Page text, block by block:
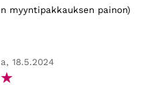
myyntipakkauksen painon)
18.5.2024
☆